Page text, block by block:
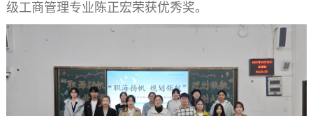
级工商管理专业陈正宏荣获优秀奖。